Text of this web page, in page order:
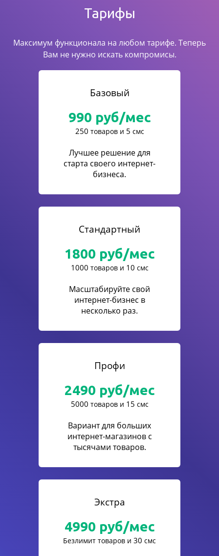
Тарифы
Максимум функционала на любом тарифе. Теперь
Вам не нужно искать компромисы.
Базовый
990 руб/мес
250 товаров и 5 смс
Лучшее решение для
старта своего интернет-
бизнеса.
Стандартный
1800 руб/мес
1000 товаров и 10 смс
Масштабируйте свой
интернет-бизнес в
несколько раз.
Профи
2490 руб/мес
5000 товаров и 15 смс
Вариант для больших
интернет-магазинов с
тысячами товаров.
Экстра
4990 руб/мес
Безлимит товаров и 30 смс